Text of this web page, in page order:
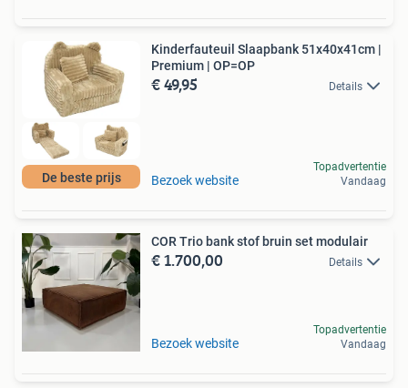
De beste prijs
Kinderfauteuil Slaapbank 51x40x41cm |
Premium | OP=OP
€ 49,95 Details
Bezoek website
Topadvertentie
Vandaag
COR Trio bank stof bruin set modulair
€ 1.700,00 Details
Bezoek website
Topadvertentie
Vandaag